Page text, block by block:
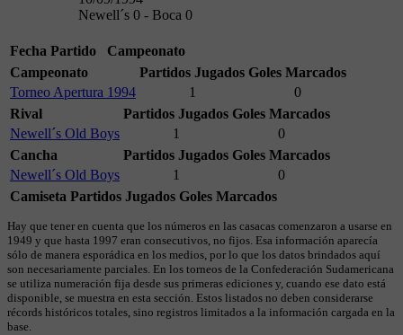
Newell´s 0 - Boca 0
Fecha Partido
Campeonato
Campeonato
Partidos Jugados Goles Marcados
Torneo Apertura 1994
1
0
Rival
Partidos Jugados Goles Marcados
Newell´s Old Boys
1
0
Cancha
Partidos Jugados Goles Marcados
Newell´s Old Boys
1
0
Camiseta Partidos Jugados Goles Marcados
Hay que tener en cuenta que los números en las casacas comenzaron a usarse en
1949 y que hasta 1997 eran consecutivos, no fijos. Esa información aparecía
sólo de manera esporádica en los medios, por lo que los datos brindados aquí
son necesariamente parciales. En los torneos de la Confederación Sudamericana
se utiliza numeración fija desde sus primeras ediciones y, cuando ese dato está
disponible, se muestra en esta sección. Estos listados no deben considerarse
récords históricos totales, sino registros limitados a la información cargada en la
base.